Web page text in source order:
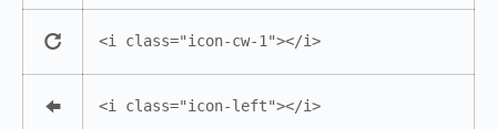
<i class="icon-cw-1"></i>
<i class="icon-left"></i>